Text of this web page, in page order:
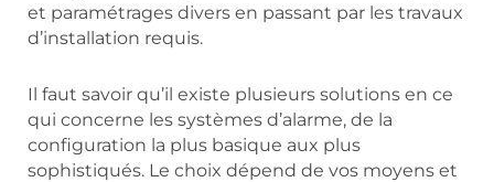
et paramétrages divers en passant par les travaux
d’installation requis.
Il faut savoir qu’il existe plusieurs solutions en ce
qui concerne les systèmes d’alarme, de la
configuration la plus basique aux plus
sophistiqués. Le choix dépend de vos moyens et